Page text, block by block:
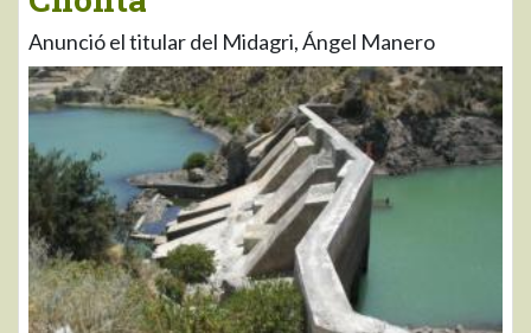
Anunció el titular del Midagri, Ángel Manero